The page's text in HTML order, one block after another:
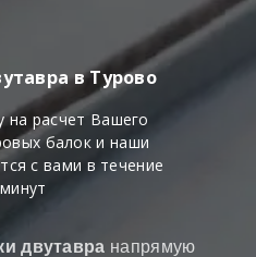
в Турово
на расчет Вашего
балок и наши
с вами в течение
двутавра напрямую